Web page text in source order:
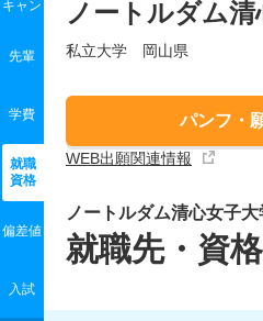
ノートルダム
私立大学 岡山県
パンフ・
WEB出願関連情報
キャン
先輩
学費
就職
資格
偏差値
入試
ノートルダム清心女子大
就職先・資